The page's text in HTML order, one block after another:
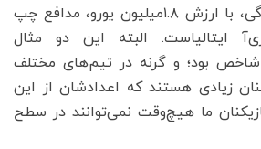
است؟ کریستیان بیراگی، با ارزش ۱.۸میلیون یورو، مدافع چپ
ایتالیاست. البته این دو مثال
شاخص بود؛ و گرنه در تیم‌‌‌های مختلف
زیادی هستند که اعدادشان از این
ما هیچ‌‌‌وقت نمی‌‌‌توانند در سطح